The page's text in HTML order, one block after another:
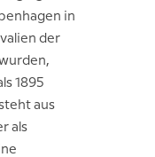
in
der
1895
aus
als